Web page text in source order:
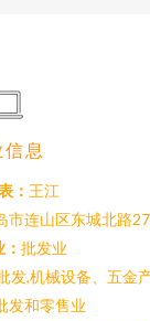
息
： 王江
市连山区东城北路
批发业
发,机械设备、五金
发和零售业